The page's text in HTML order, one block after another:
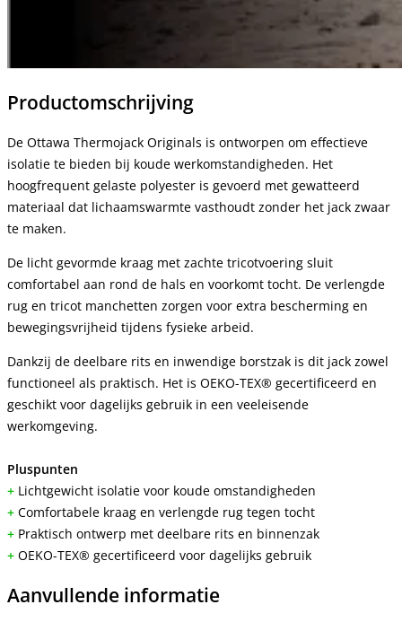
Productomschrijving
De Ottawa Thermojack Originals is ontworpen om effectieve
isolatie te bieden bij koude werkomstandigheden. Het
hoogfrequent gelaste polyester is gevoerd met gewatteerd
materiaal dat lichaamswarmte vasthoudt zonder het jack zwaar
te maken.
De licht gevormde kraag met zachte tricotvoering sluit
comfortabel aan rond de hals en voorkomt tocht. De verlengde
rug en tricot manchetten zorgen voor extra bescherming en
bewegingsvrijheid tijdens fysieke arbeid.
Dankzij de deelbare rits en inwendige borstzak is dit jack zowel
functioneel als praktisch. Het is OEKO-TEX® gecertificeerd en
geschikt voor dagelijks gebruik in een veeleisende
werkomgeving.
Pluspunten
+ Lichtgewicht isolatie voor koude omstandigheden
+ Comfortabele kraag en verlengde rug tegen tocht
+ Praktisch ontwerp met deelbare rits en binnenzak
+ OEKO-TEX® gecertificeerd voor dagelijks gebruik
Aanvullende informatie